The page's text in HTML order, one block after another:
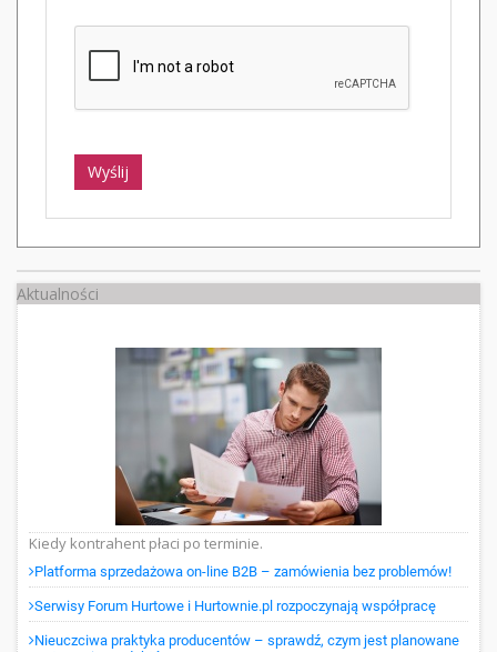
Wyślij
Aktualności
Kiedy kontrahent płaci po terminie.
Platforma sprzedażowa on-line B2B – zamówienia bez problemów!
Serwisy Forum Hurtowe i Hurtownie.pl rozpoczynają współpracę
Nieuczciwa praktyka producentów – sprawdź, czym jest planowane